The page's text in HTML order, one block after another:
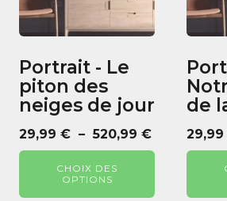
Portrait - Le
piton des
neiges de jour
29,99 € – 520,99 €Plage
de
29,99 €
CHOIX DES
OPTIONS
Les
options
être
choisies
sur
la
page
produit
de
Les
options
être
sur
la
page